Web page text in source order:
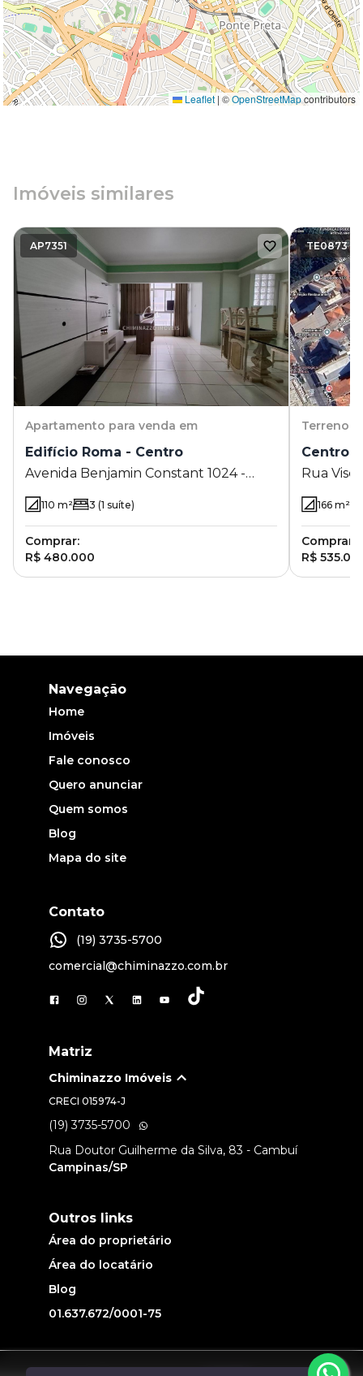
Leaflet | ©OpenStreetMapcontributors
Imóveis similares
AP7351
Apartamento para venda em
Edifício Roma - Centro
Avenida Benjamin Constant 1024 -
Centro - Campinas - SP
110 m² 3 (1 suíte)
Comprar:
R$ 480.000
TE0873
Terreno
Centro
Rua
Centro -
166 m²
Comprar:
R$
Navegação
Home
Imóveis
Fale conosco
Quero anunciar
Quem somos
Blog
Mapa do site
Contato
(19) 3735-5700
comercial@chiminazzo.com.br
Matriz
Chiminazzo Imóveis
CRECI 015974-J
(19) 3735-5700
Rua Doutor Guilherme da Silva, 83 - Cambuí
Campinas/SP
Outros links
Área do proprietário
Área do locatário
Blog
01.637.672/0001-75